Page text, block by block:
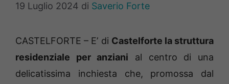
19 Luglio 2024 di Saverio Forte
CASTELFORTE – E’ di Castelforte la struttura
residenziale per anziani al centro di una
delicatissima inchiesta che, promossa dal